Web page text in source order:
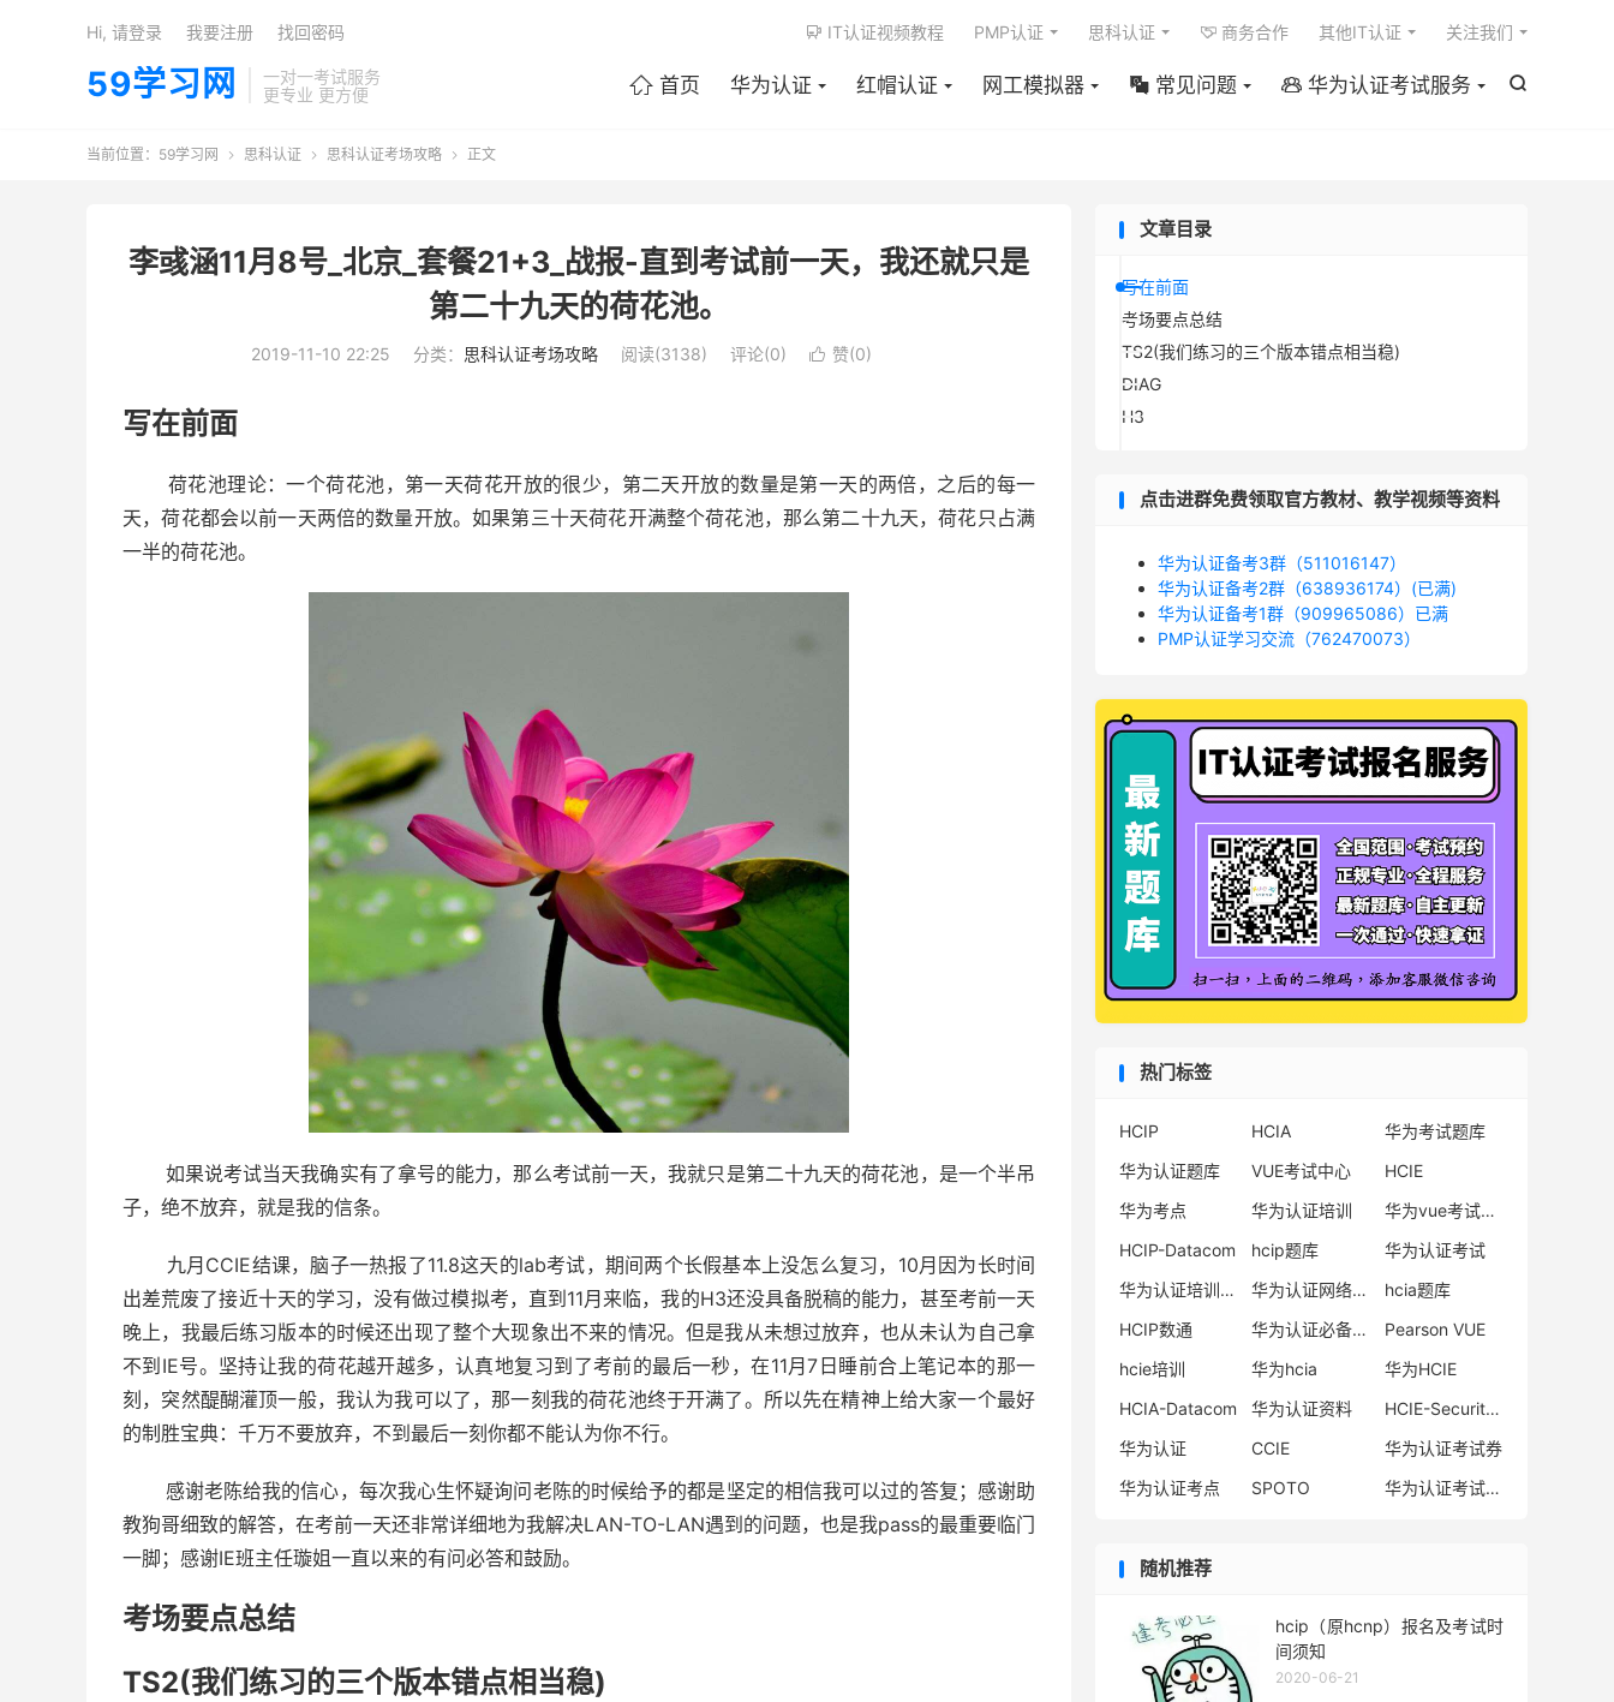
59学习网
一对一考试服务
更专业 更方便

 首页 华为认证 红帽认证 网工模拟器  常见问题  华为认证考试服务
 IT认证视频教程 PMP认证 思科认证  商务合作 其他IT认证 关注我们
Hi, 请登录 我要注册 找回密码
当前位置： 59学习网  思科认证  思科认证考场攻略  正文
李彧涵11月8号_北京_套餐21+3_战报-直到考试前一天，我还就只是
第二十九天的荷花池。
2019-11-10 22:25 分类： 思科认证考场攻略 阅读(3138) 评论(0)  赞(0)
写在前面
荷花池理论：一个荷花池，第一天荷花开放的很少，第二天开放的数量是第一天的两倍，之后的每一
天，荷花都会以前一天两倍的数量开放。如果第三十天荷花开满整个荷花池，那么第二十九天，荷花只占满
一半的荷花池。
如果说考试当天我确实有了拿号的能力，那么考试前一天，我就只是第二十九天的荷花池，是一个半吊
子，绝不放弃，就是我的信条。
九月CCIE结课，脑子一热报了11.8这天的lab考试，期间两个长假基本上没怎么复习，10月因为长时间
出差荒废了接近十天的学习，没有做过模拟考，直到11月来临，我的H3还没具备脱稿的能力，甚至考前一天
晚上，我最后练习版本的时候还出现了整个大现象出不来的情况。但是我从未想过放弃，也从未认为自己拿
不到IE号。坚持让我的荷花越开越多，认真地复习到了考前的最后一秒，在11月7日睡前合上笔记本的那一
刻，突然醍醐灌顶一般，我认为我可以了，那一刻我的荷花池终于开满了。所以先在精神上给大家一个最好
的制胜宝典：千万不要放弃，不到最后一刻你都不能认为你不行。
感谢老陈给我的信心，每次我心生怀疑询问老陈的时候给予的都是坚定的相信我可以过的答复；感谢助
教狗哥细致的解答，在考前一天还非常详细地为我解决LAN-TO-LAN遇到的问题，也是我pass的最重要临门
一脚；感谢IE班主任璇姐一直以来的有问必答和鼓励。
考场要点总结
TS2(我们练习的三个版本错点相当稳)
文章目录
写在前面
考场要点总结
TS2(我们练习的三个版本错点相当稳)
DIAG
H3
点击进群免费领取官方教材、教学视频等资料
华为认证备考3群（511016147）
华为认证备考2群（638936174）(已满)
华为认证备考1群（909965086）已满
PMP认证学习交流（762470073）
热门标签
HCIP HCIA
华为考试题库
华为认证题库
VUE考试中心
HCIE
华为考点
华为认证培训
华为vue考试中心
HCIP-Datacom
hcip题库
华为认证考试
华为认证培训机构
华为认证网络工程师
hcia题库
HCIP数通
华为认证必备电子书系列
Pearson VUE
hcie培训
华为hcia
华为HCIE
HCIA-Datacom
华为认证资料
HCIE-Security备考指南
华为认证
CCIE
华为认证考试券
华为认证考点
SPOTO 华为认证考试费用
随机推荐
hcip（原hcnp）报名及考试时
间须知
2020-06-21